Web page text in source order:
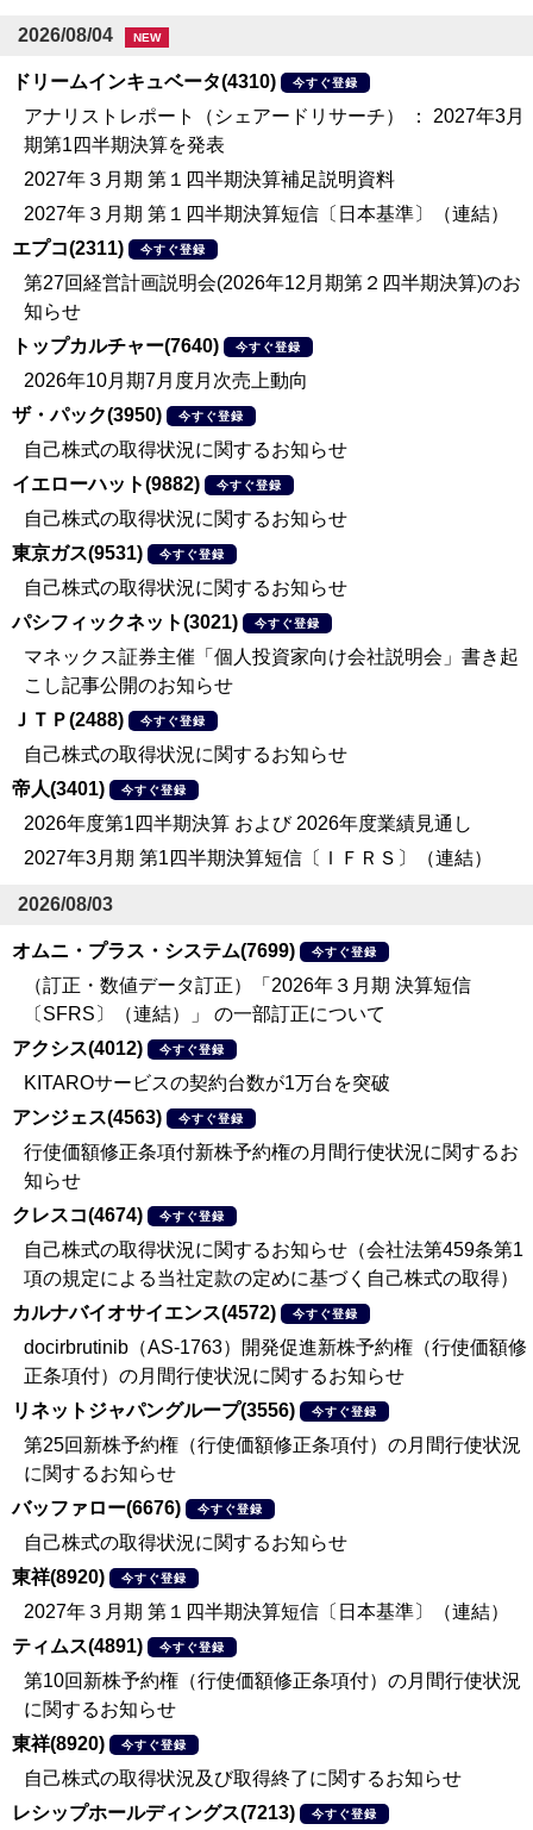
2026/08/04 NEW
ドリームインキュベータ(4310) 今すぐ登録
アナリストレポート（シェアードリサーチ） ： 2027年3月
期第1四半期決算を発表
2027年３月期 第１四半期決算補足説明資料
2027年３月期 第１四半期決算短信〔日本基準〕（連結）
エプコ(2311)
今すぐ登録
第27回経営計画説明会(2026年12月期第２四半期決算)のお
知らせ
トップカルチャー(7640)
今すぐ登録
2026年10月期7月度月次売上動向
ザ・パック(3950)
今すぐ登録
自己株式の取得状況に関するお知らせ
イエローハット(9882)
今すぐ登録
自己株式の取得状況に関するお知らせ
東京ガス(9531)
今すぐ登録
自己株式の取得状況に関するお知らせ
パシフィックネット(3021)
今すぐ登録
マネックス証券主催「個人投資家向け会社説明会」書き起
こし記事公開のお知らせ
ＪＴＰ(2488)
今すぐ登録
自己株式の取得状況に関するお知らせ
帝人(3401)
今すぐ登録
2026年度第1四半期決算 および 2026年度業績見通し
2027年3月期 第1四半期決算短信〔ＩＦＲＳ〕（連結）
2026/08/03
オムニ・プラス・システム(7699) 今すぐ登録
（訂正・数値データ訂正）「2026年３月期 決算短信
〔SFRS〕（連結）」 の一部訂正について
アクシス(4012)
今すぐ登録
KITAROサービスの契約台数が1万台を突破
アンジェス(4563)
今すぐ登録
行使価額修正条項付新株予約権の月間行使状況に関するお
知らせ
クレスコ(4674)
今すぐ登録
自己株式の取得状況に関するお知らせ（会社法第459条第1
項の規定による当社定款の定めに基づく自己株式の取得）
カルナバイオサイエンス(4572)
今すぐ登録
docirbrutinib（AS-1763）開発促進新株予約権（行使価額修
正条項付）の月間行使状況に関するお知らせ
リネットジャパングループ(3556)
今すぐ登録
第25回新株予約権（行使価額修正条項付）の月間行使状況
に関するお知らせ
バッファロー(6676)
今すぐ登録
自己株式の取得状況に関するお知らせ
東祥(8920)
今すぐ登録
2027年３月期 第１四半期決算短信〔日本基準〕（連結）
ティムス(4891)
今すぐ登録
第10回新株予約権（行使価額修正条項付）の月間行使状況
に関するお知らせ
東祥(8920)
今すぐ登録
自己株式の取得状況及び取得終了に関するお知らせ
レシップホールディングス(7213)
今すぐ登録